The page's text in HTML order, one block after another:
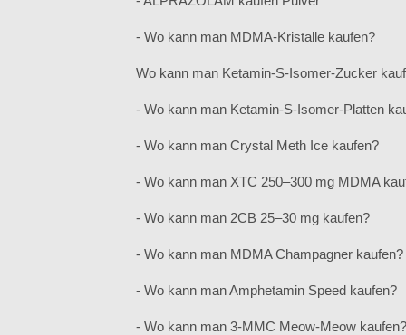
- Wo kann man MDMA-Kristalle kaufen?
Wo kann man Ketamin-S-Isomer-Zucker
- Wo kann man Ketamin-S-Isomer-Platten
- Wo kann man Crystal Meth Ice kaufen?
- Wo kann man XTC 250–300 mg MDMA
- Wo kann man 2CB 25–30 mg kaufen?
- Wo kann man MDMA Champagner kaufen?
- Wo kann man Amphetamin Speed ​​kaufen?
- Wo kann man 3-MMC Meow-Meow kaufen?